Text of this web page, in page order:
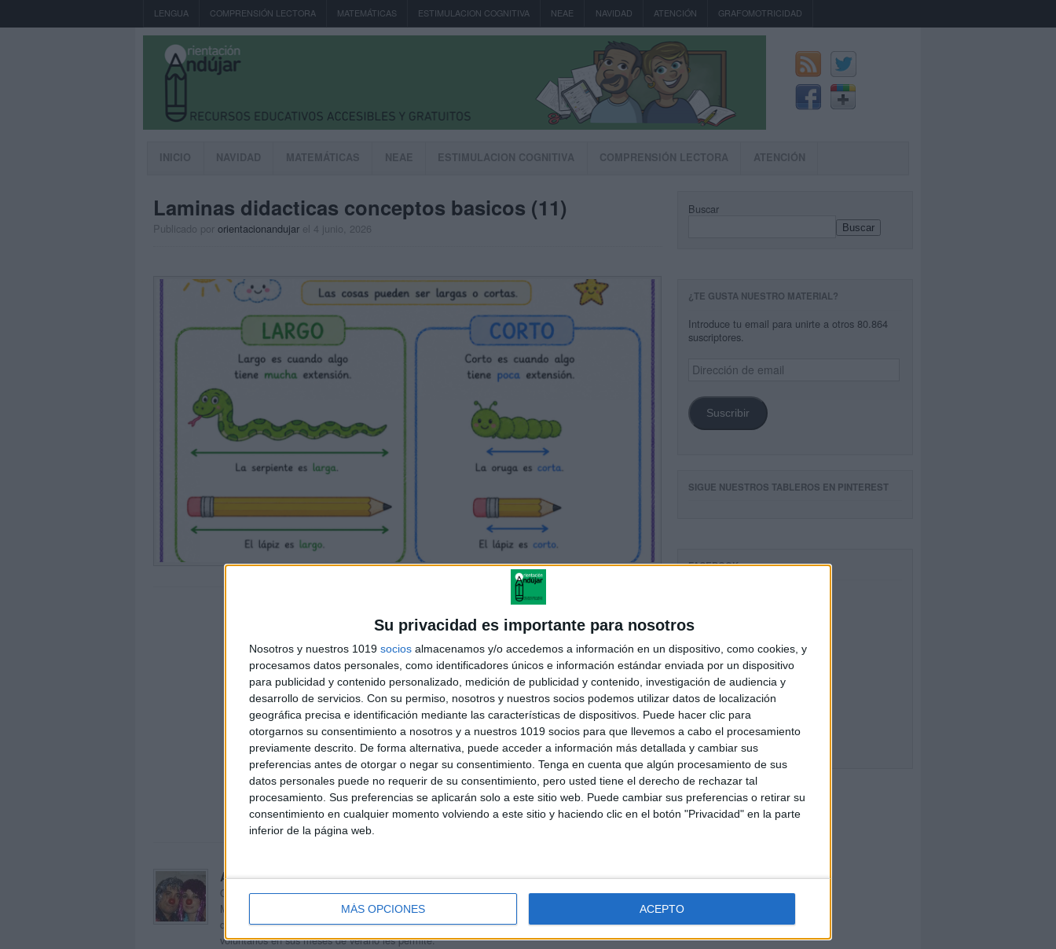
Su privacidad es importante para nosotros
Nosotros y nuestros 1019 socios almacenamos y/o accedemos a información en un dispositivo, como cookies, y
procesamos datos personales, como identificadores únicos e información estándar enviada por un dispositivo
para publicidad y contenido personalizado, medición de publicidad y contenido, investigación de audiencia y
desarrollo de servicios. Con su permiso, nosotros y nuestros socios podemos utilizar datos de localización
geográfica precisa e identificación mediante las características de dispositivos. Puede hacer clic para
otorgarnos su consentimiento a nosotros y a nuestros 1019 socios para que llevemos a cabo el procesamiento
previamente descrito. De forma alternativa, puede acceder a información más detallada y cambiar sus
preferencias antes de otorgar o negar su consentimiento. Tenga en cuenta que algún procesamiento de sus
datos personales puede no requerir de su consentimiento, pero usted tiene el derecho de rechazar tal
procesamiento. Sus preferencias se aplicarán solo a este sitio web. Puede cambiar sus preferencias o retirar su
consentimiento en cualquier momento volviendo a este sitio y haciendo clic en el botón "Privacidad" en la parte
inferior de la página web.
MÁS OPCIONES ACEPTO
LENGUA COMPRENSIÓN LECTORA MATEMÁTICAS ESTIMULACION COGNITIVA NEAE NAVIDAD ATENCIÓN GRAFOMOTRICIDAD
INICIO NAVIDAD MATEMÁTICAS NEAE ESTIMULACION COGNITIVA COMPRENSIÓN LECTORA ATENCIÓN
Laminas didacticas conceptos basicos (11)
Publicado por orientacionandujar el 4 junio, 2026
Acerca de orientacionandujar
Orientación Andújar no es solo un blog, es la apuesta personal de dos profesores Ginés y
Maribel, que además de ser pareja, son los encargados de los contenidos que encontramos
dentro del blog y en el cual, vuelcan la mayor parte del tiempo, que sus tareas como docentes, y
voluntarios en sus meses de verano les permite.
Buscar
Buscar
¿TE GUSTA NUESTRO MATERIAL?
Introduce tu email para unirte a otros 80.864
suscriptores.
Dirección
de
Suscribir
SIGUE NUESTROS TABLEROS EN PINTEREST
FACEBOOK